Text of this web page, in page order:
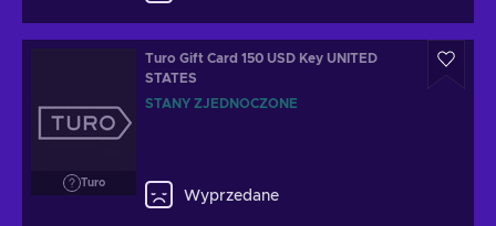
Turo
Turo Gift Card 150 USD Key UNITED
STATES
STANY ZJEDNOCZONE
Wyprzedane